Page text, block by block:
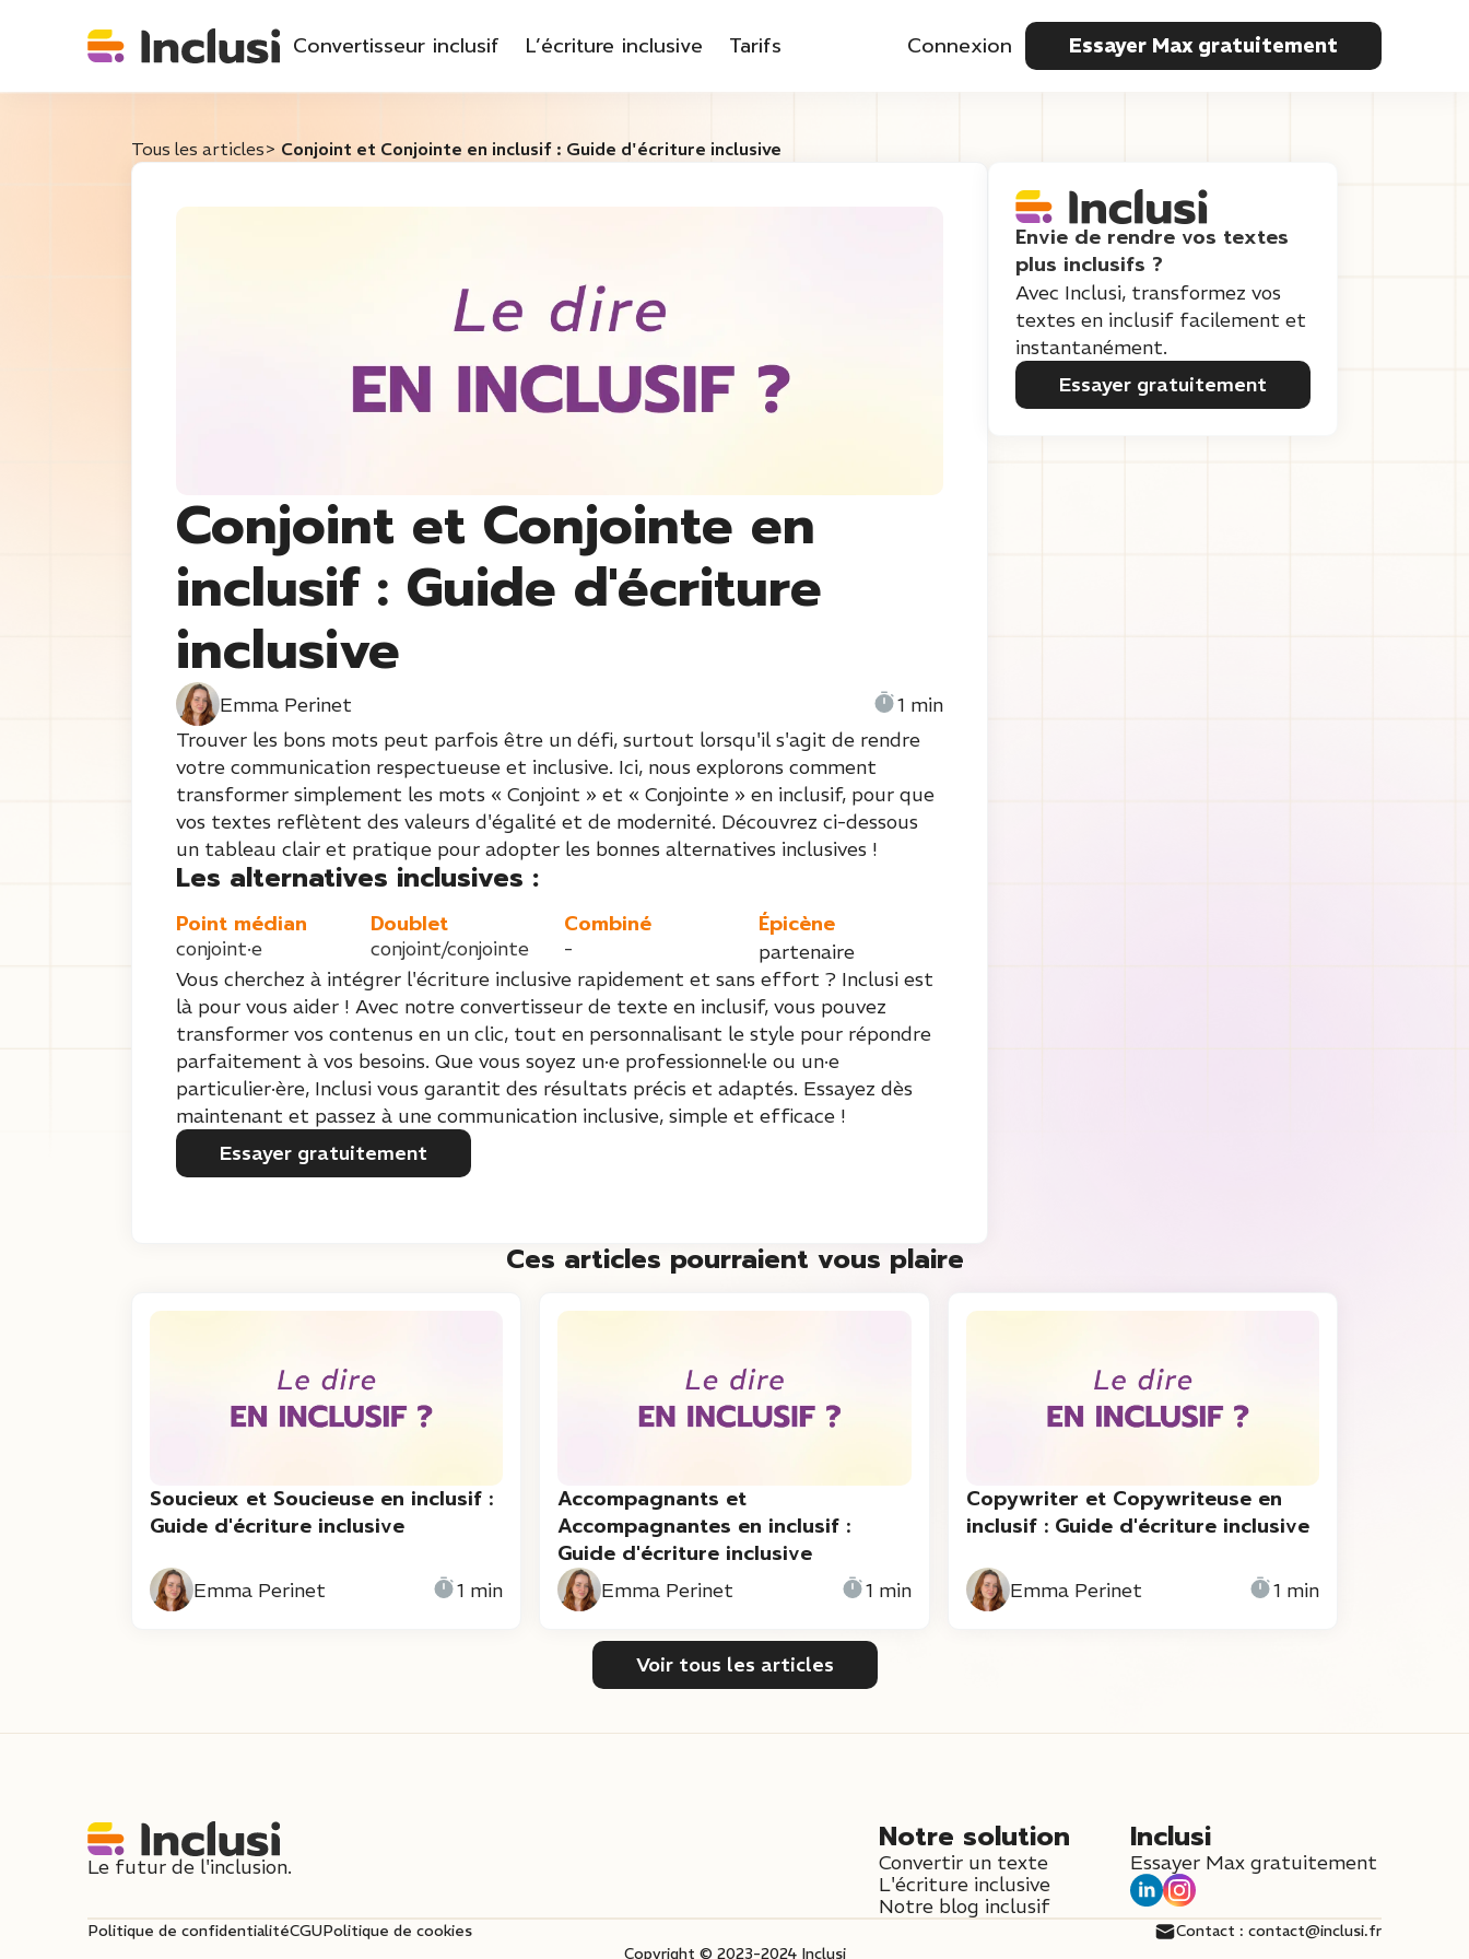
Convertisseur inclusif L’écriture inclusive Tarifs Connexion Essayer Max gratuitement
Tous les articles> Conjoint et Conjointe en inclusif : Guide d'écriture inclusive
Conjoint et Conjointe en
inclusif : Guide d'écriture
inclusive
Emma Perinet
1 min
Trouver les bons mots peut parfois être un défi, surtout lorsqu'il s'agit de rendre
votre communication respectueuse et inclusive. Ici, nous explorons comment
transformer simplement les mots « Conjoint » et « Conjointe » en inclusif, pour que
vos textes reflètent des valeurs d'égalité et de modernité. Découvrez ci-dessous
un tableau clair et pratique pour adopter les bonnes alternatives inclusives !
Les alternatives inclusives :
Point médian
conjoint·e
Doublet
conjoint/conjointe
Combiné
-
Épicène
partenaire
Vous cherchez à intégrer l'écriture inclusive rapidement et sans effort ? Inclusi est
là pour vous aider ! Avec notre convertisseur de texte en inclusif, vous pouvez
transformer vos contenus en un clic, tout en personnalisant le style pour répondre
parfaitement à vos besoins. Que vous soyez un·e professionnel·le ou un·e
particulier·ère, Inclusi vous garantit des résultats précis et adaptés. Essayez dès
maintenant et passez à une communication inclusive, simple et efficace !
Essayer gratuitement
Envie de rendre vos textes
plus inclusifs ?
Avec Inclusi, transformez vos
textes en inclusif facilement et
instantanément.
Essayer gratuitement
Ces articles pourraient vous plaire
Soucieux et Soucieuse en inclusif :
Guide d'écriture inclusive
Emma Perinet 1 min
Accompagnants et
Accompagnantes en inclusif :
Guide d'écriture inclusive
Emma Perinet 1 min
Copywriter et Copywriteuse en
inclusif : Guide d'écriture inclusive
Emma Perinet 1 min
Voir tous les articles
Le futur de l'inclusion.
Notre solution
Convertir un texte
L'écriture inclusive
Notre blog inclusif
Inclusi
Essayer Max gratuitement
Politique de confidentialitéCGUPolitique de cookies
Contact : contact@inclusi.fr
Copyright © 2023-2024 Inclusi